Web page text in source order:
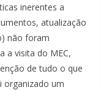
inerentes a
atualização
não foram
a visita do MEC,
de tudo o que
organizado um